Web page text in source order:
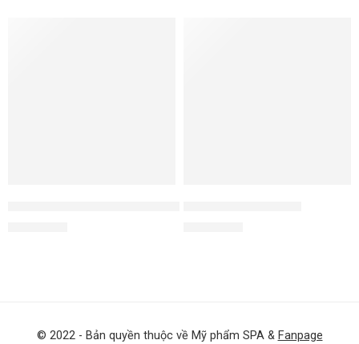
© 2022 - Bản quyền thuộc về Mỹ phẩm SPA & Fanpage